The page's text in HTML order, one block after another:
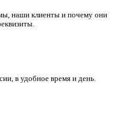
наши клиенты и почему они
в удобное время и день.